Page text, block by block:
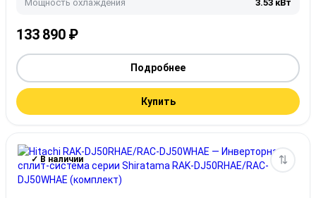
Мощность охлаждения 3.53 кВт
133 890 ₽
Подробнее
Купить
✓ В наличии